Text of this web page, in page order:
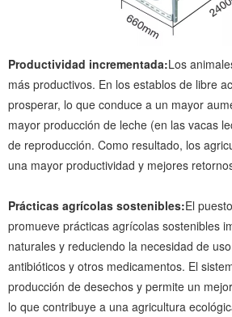
Productividad incrementada:Los
más productivos. En los establos de libre
prosperar, lo que conduce a un mayor
mayor producción de leche (en las vacas
de reproducción. Como resultado, los
una mayor productividad y mejores
Prácticas agrícolas sostenibles:El
promueve prácticas agrícolas sostenibles
naturales y reduciendo la necesidad de
antibióticos y otros medicamentos. El
producción de desechos y permite un
lo que contribuye a una agricultura